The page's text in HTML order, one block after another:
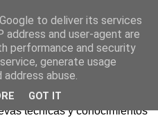
- Nuevo
la lectura de libros
técnicas y conocimientos
to deliver its services
address and user-agent are
performance and security
generate usage
abuse.
GOT IT